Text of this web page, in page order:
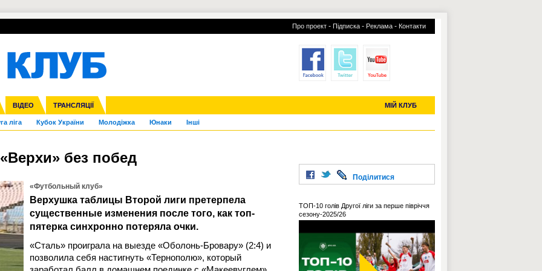
Про проект - Підписка - Реклама - Контакти
ВІДЕО ТРАНСЛЯЦІЇ МІЙ КЛУБ
ліга Кубок України Молодіжка Юнаки Інші
Ліга націй Ліга конференцій
Франція ІншіЧЄ-2015 (U-21)
УПЛ-ПЕРЕХОДИ УСІ ТРАНСФЕРИ
без побед
«Футбольный клуб»
Верхушка таблицы Второй лиги претерпела
существенные изменения после того, как топ-
пятерка синхронно потеряла очки.
«Сталь» проиграла на выезде «Оболонь-Бровару» (2:4) и
позволила себя настигнуть «Тернополю», который
Поділитися
ТОП-10 голів Другої ліги за перше півріччя
сезону-2025/26